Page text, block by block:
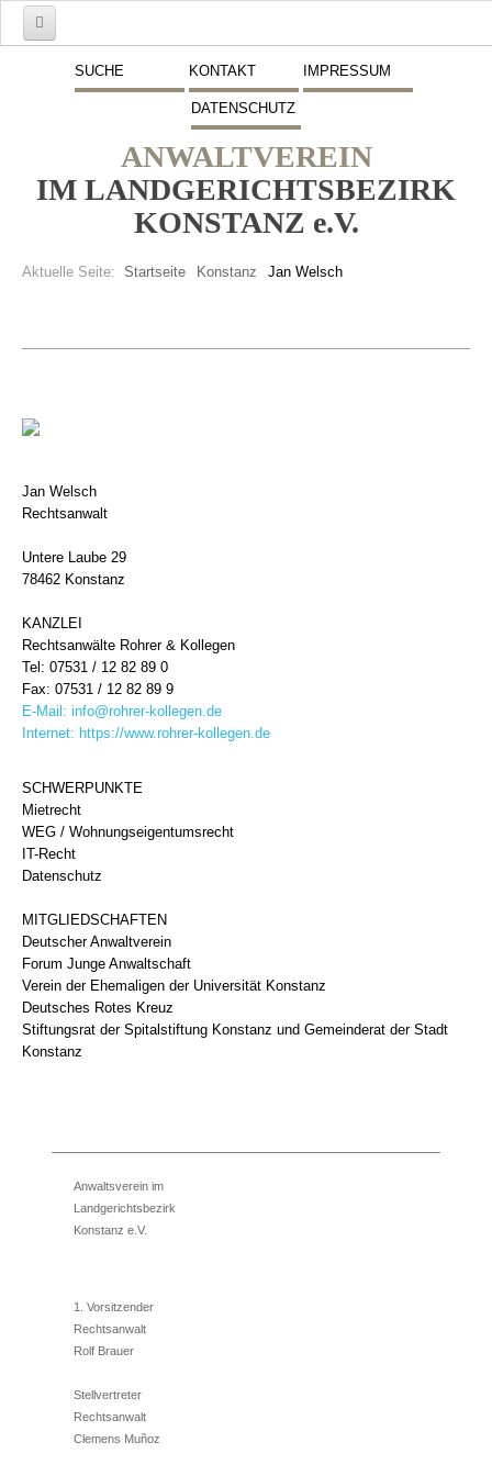
SUCHE KONTAKT IMPRESSUM
DATENSCHUTZ
ANWALTVEREIN
IM LANDGERICHTSBEZIRK
KONSTANZ e.V.
Aktuelle Seite: Startseite Konstanz Jan Welsch
Schwerpunkte
Beitritt zum Verein
Jan Welsch
Rechtsanwalt
Untere Laube 29
78462 Konstanz
KANZLEI
Rechtsanwälte Rohrer & Kollegen
Tel: 07531 / 12 82 89 0
Fax: 07531 / 12 82 89 9
E-Mail: info@rohrer-kollegen.de
Internet: https://www.rohrer-kollegen.de
SCHWERPUNKTE
Mietrecht
WEG / Wohnungseigentumsrecht
IT-Recht
Datenschutz
MITGLIEDSCHAFTEN
Deutscher Anwaltverein
Forum Junge Anwaltschaft
Verein der Ehemaligen der Universität Konstanz
Deutsches Rotes Kreuz
Stiftungsrat der Spitalstiftung Konstanz und Gemeinderat der Stadt
Konstanz
Anwaltsverein im
Landgerichtsbezirk
Konstanz e.V.
1. Vorsitzender
Rechtsanwalt
Rolf Brauer
Stellvertreter
Rechtsanwalt
Clemens Muñoz